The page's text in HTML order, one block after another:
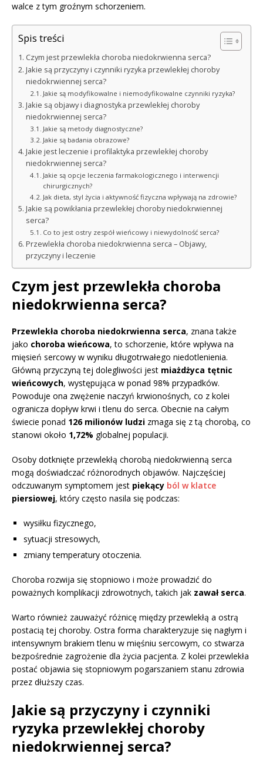
walce z tym groźnym schorzeniem.
Spis treści
Czym jest przewlekła choroba niedokrwienna serca?
Jakie są przyczyny i czynniki ryzyka przewlekłej choroby
niedokrwiennej serca?
Jakie są modyfikowalne i niemodyfikowalne czynniki ryzyka?
Jakie są objawy i diagnostyka przewlekłej choroby
niedokrwiennej serca?
Jakie są metody diagnostyczne?
Jakie są badania obrazowe?
Jakie jest leczenie i profilaktyka przewlekłej choroby
niedokrwiennej serca?
Jakie są opcje leczenia farmakologicznego i interwencji
chirurgicznych?
Jak dieta, styl życia i aktywność fizyczna wpływają na zdrowie?
Jakie są powikłania przewlekłej choroby niedokrwiennej
serca?
Co to jest ostry zespół wieńcowy i niewydolność serca?
Przewlekła choroba niedokrwienna serca – Objawy,
przyczyny i leczenie
Czym jest przewlekła choroba
niedokrwienna serca?
Przewlekła choroba niedokrwienna serca, znana także
jako choroba wieńcowa, to schorzenie, które wpływa na
mięsień sercowy w wyniku długotrwałego niedotlenienia.
Główną przyczyną tej dolegliwości jest miażdżyca tętnic
wieńcowych, występująca w ponad 98% przypadków.
Powoduje ona zwężenie naczyń krwionośnych, co z kolei
ogranicza dopływ krwi i tlenu do serca. Obecnie na całym
świecie ponad 126 milionów ludzi zmaga się z tą chorobą, co
stanowi około 1,72% globalnej populacji.
Osoby dotknięte przewlekłą chorobą niedokrwienną serca
mogą doświadczać różnorodnych objawów. Najczęściej
odczuwanym symptomem jest piekący ból w klatce
piersiowej, który często nasila się podczas:
wysiłku fizycznego,
sytuacji stresowych,
zmiany temperatury otoczenia.
Choroba rozwija się stopniowo i może prowadzić do
poważnych komplikacji zdrowotnych, takich jak zawał serca.
Warto również zauważyć różnicę między przewlekłą a ostrą
postacią tej choroby. Ostra forma charakteryzuje się nagłym i
intensywnym brakiem tlenu w mięśniu sercowym, co stwarza
bezpośrednie zagrożenie dla życia pacjenta. Z kolei przewlekła
postać objawia się stopniowym pogarszaniem stanu zdrowia
przez dłuższy czas.
Jakie są przyczyny i czynniki
ryzyka przewlekłej choroby
niedokrwiennej serca?